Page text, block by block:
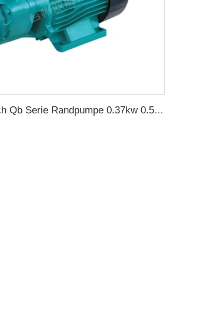
Hausgebrauch Qb Serie Randpumpe 0.37kw 0.5ps Qb60 Elektrische Wirbelpumpe Preis